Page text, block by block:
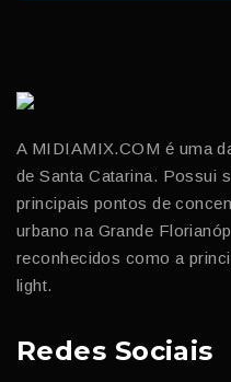
A MIDIAMIX.COM é uma
de Santa Catarina. Possui
principais pontos de
urbano na Grande
reconhecidos como a
light.
Redes Sociais